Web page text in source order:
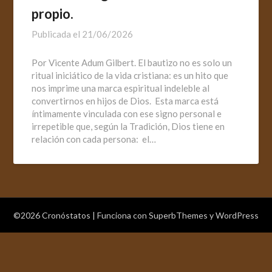
propio.
Publicada el 21/06/2026
Por Vicente Adum Gilbert. El bautizo no es solo un
ritual iniciático de la vida cristiana: es un hito que
nos imprime una marca espiritual indeleble al
convertirnos en hijos de Dios. Esta marca está
íntimamente vinculada con ese signo personal e
irrepetible que, según la Tradición, Dios tiene en
relación con cada persona: el…
©2026 Cronóstatos | Funciona con SuperbThemes y WordPress